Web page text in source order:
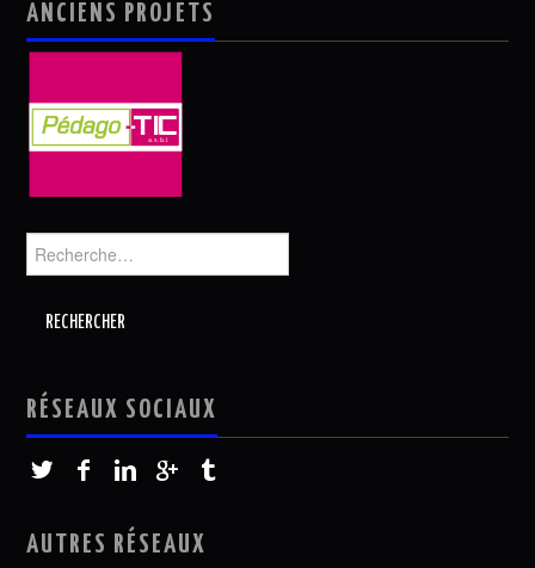
ANCIENS PROJETS
Rechercher :
RÉSEAUX SOCIAUX
AUTRES RÉSEAUX